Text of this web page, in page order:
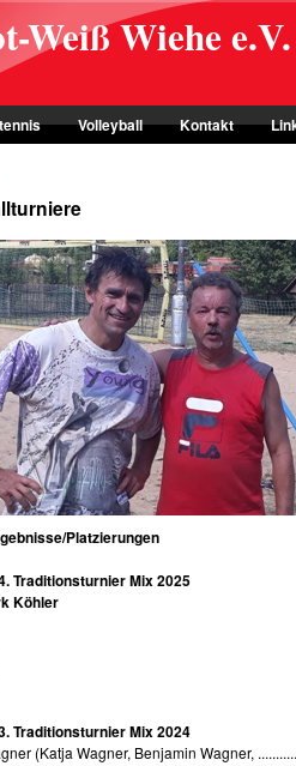
Weiß Wiehe e.V.
Volleyball Kontakt
Platzierungen
Traditionsturnier Mix 2025
Köhler
Traditionsturnier Mix 2024
(Katja Wagner, Benjamin Wagner,